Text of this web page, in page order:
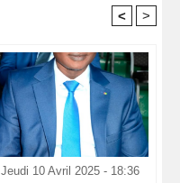
< >
Jeudi 10 Avril 2025 - 18:36